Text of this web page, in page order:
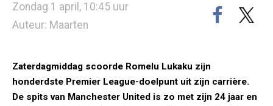
Zondag 1 april, 10:45 uur
Auteur: Maarten
Zaterdagmiddag scoorde Romelu Lukaku zijn
honderdste Premier League-doelpunt uit zijn carrière.
De spits van Manchester United is zo met zijn 24 jaar en